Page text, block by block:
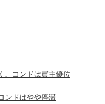
、コンドは買主優位
ンドはやや停滞